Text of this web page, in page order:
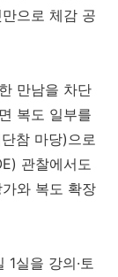
으로 체감 공
만남을 차단
복도 일부를
참 마당)으로
관찰에서도
와 복도 확장
1실을 강의·토